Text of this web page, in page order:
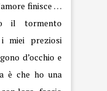
finisce …
il tormento
miei preziosi
d’occhio e
è che ho una